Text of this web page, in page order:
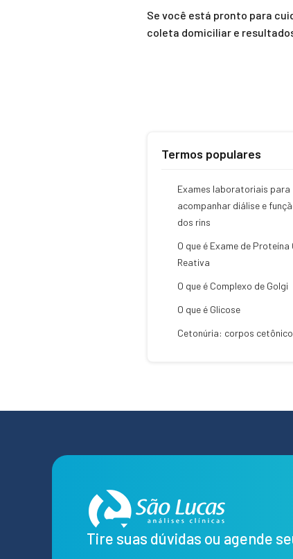
Se você está pronto para
coleta domiciliar e
Termos populares
Exames laboratoriais para
acompanhar diálise e
dos rins
O que é Exame de Proteína
Reativa
O que é Complexo de Golgi
O que é Glicose
Cetonúria: corpos
Tire suas dúvidas ou agende